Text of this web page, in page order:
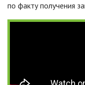
по факту получения